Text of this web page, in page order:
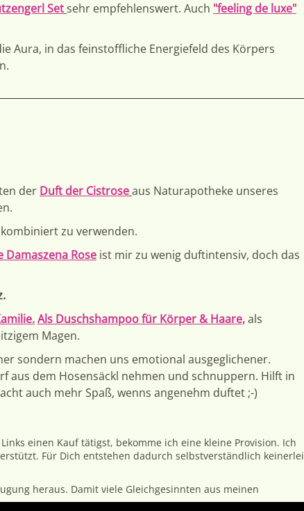
Setsehr empfehlenswert. Auch "feeling de luxe"
Aura, in das feinstoffliche Energiefeld des Körpers
der Duft der Cistroseaus Naturapotheke unseres
zu verwenden.
Damaszena Rose ist mir zu wenig duftintensiv, doch das
Als Duschshampoo für Körper & Haare,als
Magen.
sondern machen uns emotional ausgeglichener.
aus dem Hosensäckl nehmen und schnuppern. Hilft in
auch mehr Spaß, wenns angenehm duftet ;-)
einen Kauf tätigst, bekomme ich eine kleine Provision. Ich
Für Dich entstehen dadurch selbstverständlich keinerlei
heraus. Damit viele Gleichgesinnten aus meinen